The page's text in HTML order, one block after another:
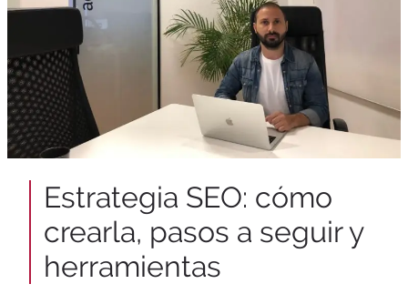
Estrategia SEO: cómo
crearla, pasos a seguir y
herramientas